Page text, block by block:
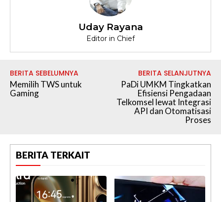
Uday Rayana
Editor in Chief
BERITA SEBELUMNYA
Memilih TWS untuk
Gaming
BERITA SELANJUTNYA
PaDi UMKM Tingkatkan
Efisiensi Pengadaan
Telkomsel lewat Integrasi
API dan Otomatisasi
Proses
BERITA TERKAIT